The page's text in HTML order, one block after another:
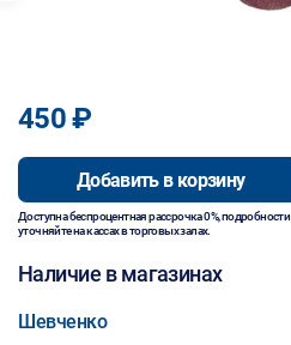
450 ₽
Добавить в корзину
Доступна беспроцентная рассрочка 0%, подробности
уточняйте на кассах в торговых залах.
Наличие в магазинах
Шевченко